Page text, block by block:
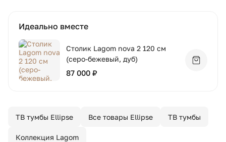
Идеально вместе
Столик Lagom nova 2 120 см
(серо-бежевый, дуб)
87 000 ₽
ТВ тумбы Ellipse Все товары Ellipse ТВ тумбы
Коллекция Lagom